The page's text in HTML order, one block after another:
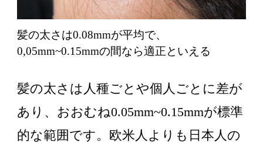
髪の太さは0.08mmが平均で、
0,05mm~0.15mmの間なら適正といえる
髪の太さは人種ごとや個人ごとに差が
あり、おおむね0.05mm~0.15mmが標準
的な範囲です。欧米人よりも日本人の